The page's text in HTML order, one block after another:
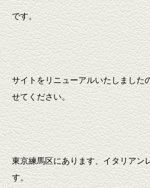
です。
サイトをリニューアルいたしました
せてください。
東京練馬区にあります、イタリアン
す。